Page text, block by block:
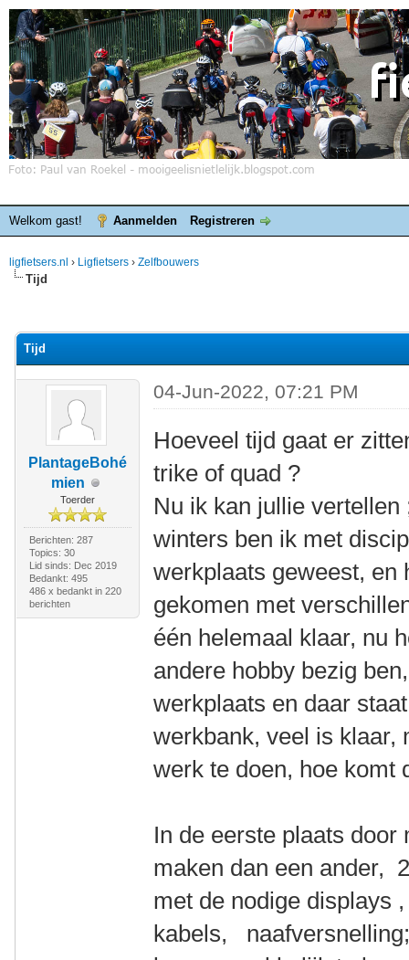
Welkom gast! Aanmelden Registreren
ligfietsers.nl › Ligfietsers › Zelfbouwers
Tijd
Tijd
PlantageBohé
mien
Toerder
Berichten: 287
Topics: 30
Lid sinds: Dec 2019
Bedankt: 495
486 x bedankt in 220
berichten
04-Jun-2022, 07:21 PM
Hoeveel tijd gaat er
trike of quad ?
Nu ik kan jullie
winters ben ik met
werkplaats geweest, en
gekomen met
één helemaal klaar, nu
andere hobby bezig
werkplaats en daar
werkbank, veel is klaar,
werk te doen, hoe komt
In de eerste plaats
maken dan een ander,
met de nodige displays
kabels,